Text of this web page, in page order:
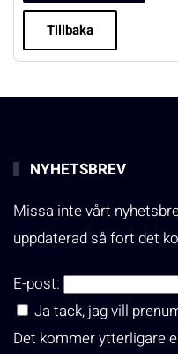
Tillbaka
NYHETSBREV
Missa inte vårt
uppdaterad så fort det
E-post:
Ja tack, jag vill
Det kommer ytterligare